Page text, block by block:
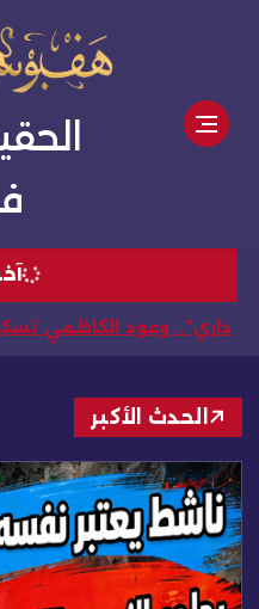
في كل الحكومات…
الحدث الأكبر